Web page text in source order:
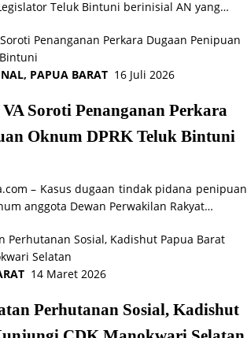
Teluk Bintuni berinisial AN yang…
, PAPUA BARAT 16 Juli 2026
Soroti Penanganan Perkara
Oknum DPRK Teluk Bintuni
– Kasus dugaan tindak pidana penipuan
anggota Dewan Perwakilan Rakyat…
14 Maret 2026
Perhutanan Sosial, Kadishut